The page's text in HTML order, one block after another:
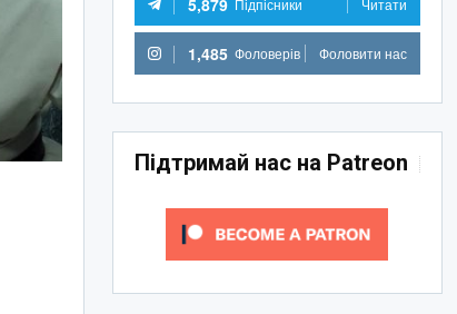
5,879 Підпісники Читати
1,485 Фоловерів Фоловити нас
Підтримай нас на Patreon